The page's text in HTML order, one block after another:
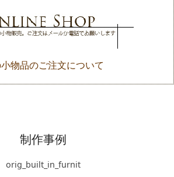
物品のご注文について
制作事例
orig_built_in_furnit